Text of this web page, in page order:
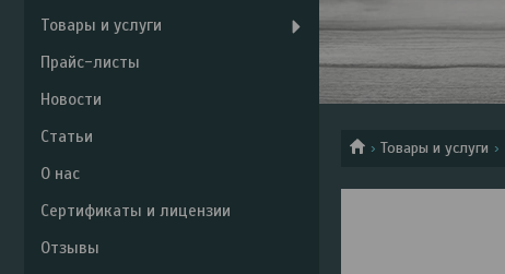
Товары и услуги
Товары и услуги
Прайс-листы
Новости
Статьи
О нас
Сертификаты и лицензии
Отзывы